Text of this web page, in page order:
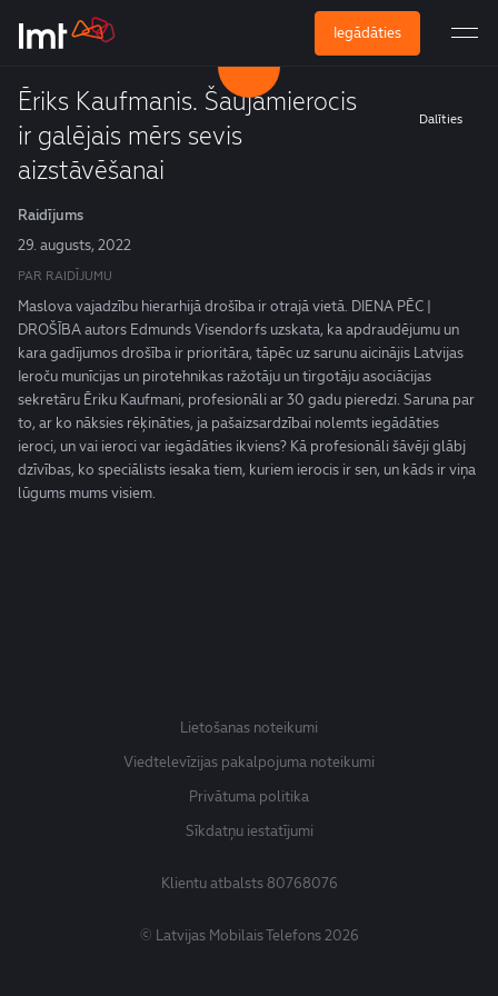
Iegādāties
Ēriks Kaufmanis. Šaujamierocis
ir galējais mērs sevis
aizstāvēšanai
Dalīties
Raidījums
29. augusts, 2022
PAR RAIDĪJUMU
Maslova vajadzību hierarhijā drošība ir otrajā vietā. DIENA PĒC |
DROŠĪBA autors Edmunds Visendorfs uzskata, ka apdraudējumu un
kara gadījumos drošība ir prioritāra, tāpēc uz sarunu aicinājis Latvijas
Ieroču munīcijas un pirotehnikas ražotāju un tirgotāju asociācijas
sekretāru Ēriku Kaufmani, profesionāli ar 30 gadu pieredzi. Saruna par
to, ar ko nāksies rēķināties, ja pašaizsardzībai nolemts iegādāties
ieroci, un vai ieroci var iegādāties ikviens? Kā profesionāli šāvēji glābj
dzīvības, ko speciālists iesaka tiem, kuriem ierocis ir sen, un kāds ir viņa
lūgums mums visiem.
Lietošanas noteikumi
Viedtelevīzijas pakalpojuma noteikumi
Privātuma politika
Sīkdatņu iestatījumi
Klientu atbalsts80768076
© Latvijas Mobilais Telefons 2026